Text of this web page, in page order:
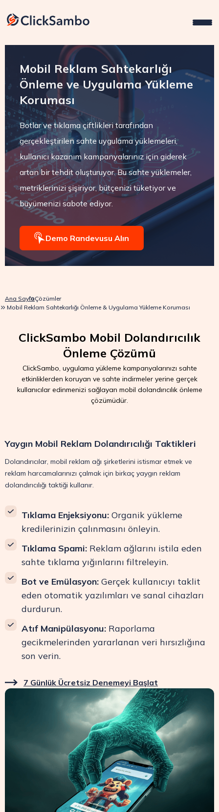
Mobil Reklam Sahtekarlığı
Önleme ve Uygulama Yükleme
Koruması
Botlar ve tıklama çiftlikleri tarafından
gerçekleştirilen sahte uygulama yüklemeleri,
kullanıcı kazanım kampanyalarınız için giderek
artan bir tehdit oluşturuyor. Bu sahte yüklemeler,
metriklerinizi şişiriyor, bütçenizi tüketiyor ve
büyümenizi sabote ediyor.
Demo Randevusu Alın
Ana SayfaÇözümler
Mobil Reklam Sahtekarlığı Önleme & Uygulama Yükleme Koruması
ClickSambo Mobil Dolandırıcılık
Önleme Çözümü
ClickSambo, uygulama yükleme kampanyalarınızı sahte
etkinliklerden koruyan ve sahte indirmeler yerine gerçek
kullanıcılar edinmenizi sağlayan mobil dolandırıcılık önleme
çözümüdür.
Yaygın Mobil Reklam Dolandırıcılığı Taktikleri
Dolandırıcılar, mobil reklam ağı şirketlerini istismar etmek ve
reklam harcamalarınızı çalmak için birkaç yaygın reklam
dolandırıcılığı taktiği kullanır.
Tıklama Enjeksiyonu: Organik yükleme
kredilerinizin çalınmasını önleyin.
Tıklama Spami: Reklam ağlarını istila eden
sahte tıklama yığınlarını filtreleyin.
Bot ve Emülasyon: Gerçek kullanıcıyı taklit
eden otomatik yazılımları ve sanal cihazları
durdurun.
Atıf Manipülasyonu: Raporlama
gecikmelerinden yararlanan veri hırsızlığına
son verin.
7 Günlük Ücretsiz Denemeyi Başlat